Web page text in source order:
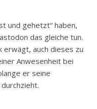
und gehetzt“ haben,
das gleiche tun.
erwägt, auch dieses zu
Anwesenheit bei
er seine